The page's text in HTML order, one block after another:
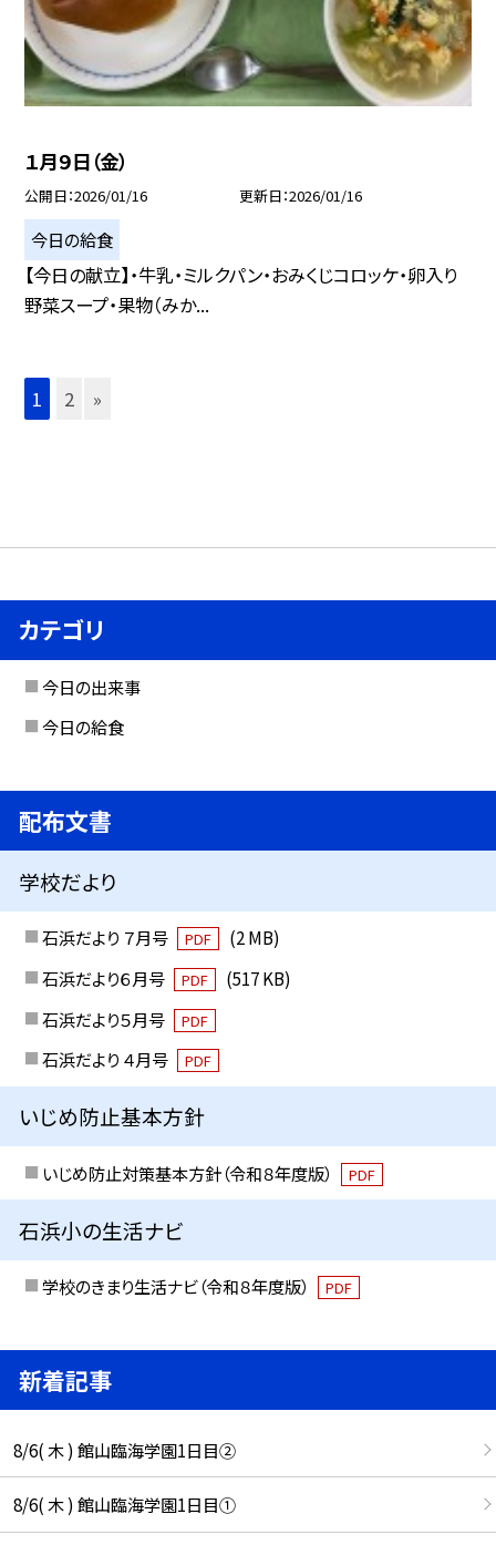
１月９日（金）
公開日 2026/01/16 更新日 2026/01/16
今日の給食
【今日の献立】・牛乳・ミルクパン・おみくじコロッケ・卵入り
野菜スープ・果物（みか...
1 2 »
カテゴリ
今日の出来事
今日の給食
配布文書
学校だより
石浜だより ７月号 PDF
(2 MB)
石浜だより６月号
PDF
(517 KB)
石浜だより５月号
PDF
石浜だより ４月号 PDF
いじめ防止基本方針
いじめ防止対策基本方針（令和８年度版） PDF
石浜小の生活ナビ
学校のきまり生活ナビ（令和８年度版） PDF
新着記事
8/6( 木 ) 館山臨海学園1日目②
8/6( 木 ) 館山臨海学園1日目①